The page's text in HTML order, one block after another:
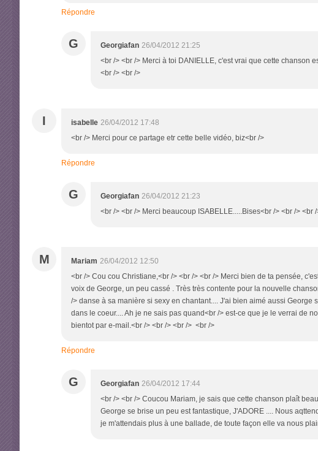
Répondre
G Georgiafan 26/04/2012 21:25
<br /> <br /> Merci à toi DANIELLE, c'est vrai que cette chanson
<br /> <br />
I isabelle 26/04/2012 17:48
<br /> Merci pour ce partage etr cette belle vidéo, biz<br />
Répondre
G Georgiafan 26/04/2012 21:23
<br /> <br /> Merci beaucoup ISABELLE.....Bises<br /> <br /> <br
M Mariam 26/04/2012 12:50
<br /> Cou cou Christiane,<br /> <br /> <br /> Merci bien de ta pensée,
voix de George, un peu cassé . Très très contente pour la nouvelle
/> danse à sa manière si sexy en chantant.... J'ai bien aimé aussi
dans le coeur.... Ah je ne sais pas quand<br /> est-ce que je le verrai de
bientot par e-mail.<br /> <br /> <br /> <br />
Répondre
G Georgiafan 26/04/2012 17:44
<br /> <br /> Coucou Mariam, je sais que cette chanson plaît
George se brise un peu est fantastique, J'ADORE .... Nous
je m'attendais plus à une ballade, de toute façon elle va nous